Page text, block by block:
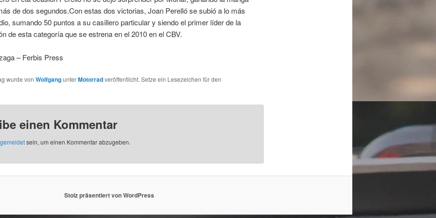
de dos segundos.Con estas dos victorias, Joan Perelló se subió a lo más
sumando 50 puntos a su casillero particular y siendo el primer líder de la
de esta categoría que se estrena en el 2010 en el CBV.
– Ferbis Press
wurde von WolfgangunterMotorradveröffentlicht. Setze ein Lesezeichen für den
einen Kommentar
sein, um einen Kommentar abzugeben.
Stolz präsentiert von WordPress